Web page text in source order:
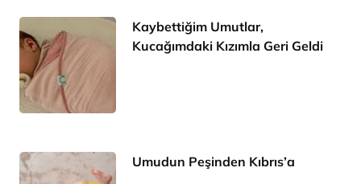
Kaybettiğim Umutlar,
Kucağımdaki Kızımla Geri Geldi
Umudun Peşinden Kıbrıs’a